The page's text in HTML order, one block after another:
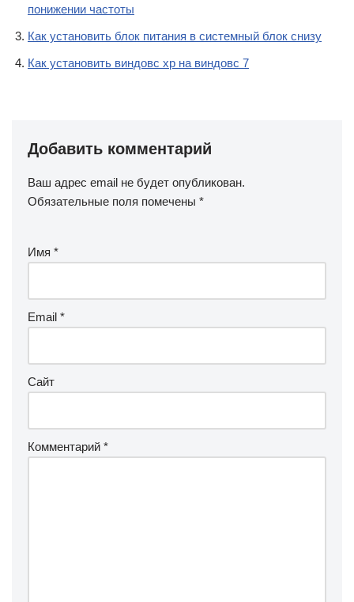
понижении частоты
Как установить блок питания в системный блок снизу
Как установить виндовс хр на виндовс 7
Добавить комментарий
Ваш адрес email не будет опубликован.
Обязательные поля помечены *
Имя *
Email *
Сайт
Комментарий *